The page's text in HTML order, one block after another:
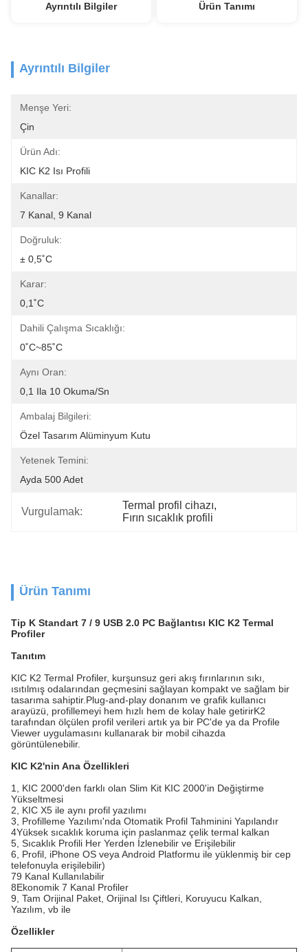
Ayrıntılı Bilgiler Ürün Tanımı
Ayrıntılı Bilgiler
Menşe Yeri:
Çin
Ürün Adı:
KIC K2 Isı Profili
Kanallar:
7 Kanal, 9 Kanal
Doğruluk:
± 0,5˚C
Karar:
0,1˚C
Dahili Çalışma Sıcaklığı:
0˚C~85˚C
Aynı Oran:
0,1 Ila 10 Okuma/sn
Ambalaj Bilgileri:
Özel Tasarım Alüminyum Kutu
Yetenek Temini:
Ayda 500 Adet
Vurgulamak:
Termal profil cihazı,
Fırın sıcaklık profili
Ürün Tanımı
Tip K Standart 7 / 9 USB 2.0 PC Bağlantısı KIC K2 Termal
Profiler
Tanıtım
KIC K2 Termal Profiler, kurşunsuz geri akış fırınlarının sıkı,
ısıtılmış odalarından geçmesini sağlayan kompakt ve sağlam bir
tasarıma sahiptir.Plug-and-play donanım ve grafik kullanıcı
arayüzü, profillemeyi hem hızlı hem de kolay hale getirirK2
tarafından ölçülen profil verileri artık ya bir PC'de ya da Profile
Viewer uygulamasını kullanarak bir mobil cihazda
görüntülenebilir.
KIC K2'nin Ana Özellikleri
1, KIC 2000'den farklı olan Slim Kit KIC 2000'in Değiştirme
Yükseltmesi
2, KIC X5 ile aynı profil yazılımı
3, Profilleme Yazılımı'nda Otomatik Profil Tahminini Yapılandır
4Yüksek sıcaklık koruma için paslanmaz çelik termal kalkan
5, Sıcaklık Profili Her Yerden İzlenebilir ve Erişilebilir
6, Profil, iPhone OS veya Android Platformu ile yüklenmiş bir cep
telefonuyla erişilebilir)
79 Kanal Kullanılabilir
8Ekonomik 7 Kanal Profiler
9, Tam Orijinal Paket, Orijinal Isı Çiftleri, Koruyucu Kalkan,
Yazılım, vb ile
Özellikler